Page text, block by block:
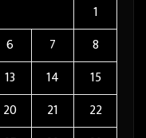
1
6 7
8
13 14
15
20 21
22